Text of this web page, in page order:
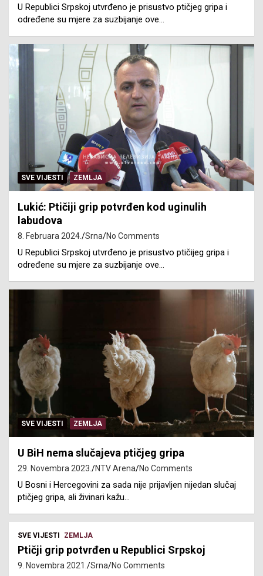
U Republici Srpskoj utvrđeno je prisustvo ptičjeg gripa i
određene su mjere za suzbijanje ove…
SVE VIJESTI ZEMLJA
Lukić: Ptičiji grip potvrđen kod uginulih
labudova
8. Februara 2024. Srna No Comments
U Republici Srpskoj utvrđeno je prisustvo ptičijeg gripa i
određene su mjere za suzbijanje ove…
SVE VIJESTI ZEMLJA
U BiH nema slučajeva ptičjeg gripa
29. Novembra 2023. NTV Arena No Comments
U Bosni i Hercegovini za sada nije prijavljen nijedan slučaj
ptičjeg gripa, ali živinari kažu…
SVE VIJESTI ZEMLJA
Ptičji grip potvrđen u Republici Srpskoj
9. Novembra 2021. Srna No Comments